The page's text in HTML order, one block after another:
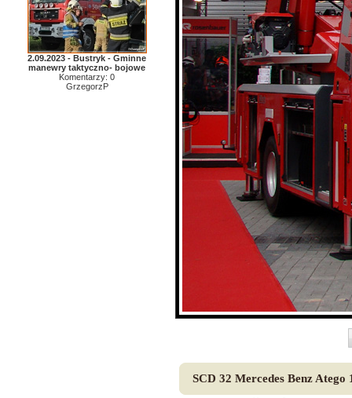
2.09.2023 - Bustryk - Gminne
manewry taktyczno- bojowe
Komentarzy: 0
GrzegorzP
SCD 32 Mercedes Benz